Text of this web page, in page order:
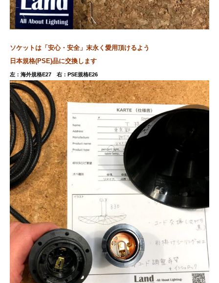
ソケットは 「安心・安全」末永く愛用頂けるよう
日本規格(PSE)品に交換します
左：海外規格E27 右：PSE規格E26